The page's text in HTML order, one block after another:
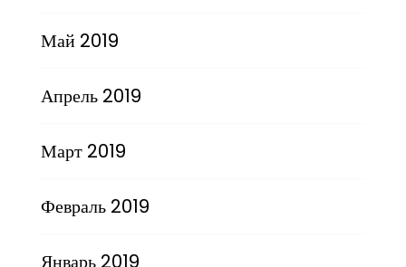
Май 2019
Апрель 2019
Март 2019
Февраль 2019
Январь 2019